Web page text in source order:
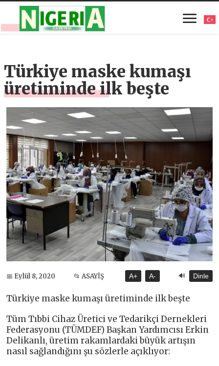
Türkiye maske kumaşı
üretiminde ilk beşte
📅 Eylül 8, 2020 📂 ASAYİŞ A+ A- 🔊 Dinle
Türkiye maske kumaşı üretiminde ilk beşte
Tüm Tıbbi Cihaz Üretici ve Tedarikçi Dernekleri
Federasyonu (TÜMDEF) Başkan Yardımcısı Erkin
Delikanlı, üretim rakamlardaki büyük artışın
nasıl sağlandığını şu sözlerle açıklıyor: